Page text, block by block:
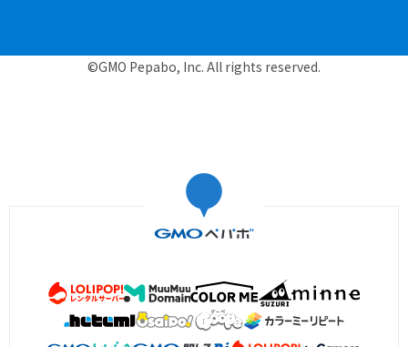
©GMO Pepabo, Inc. All rights reserved.